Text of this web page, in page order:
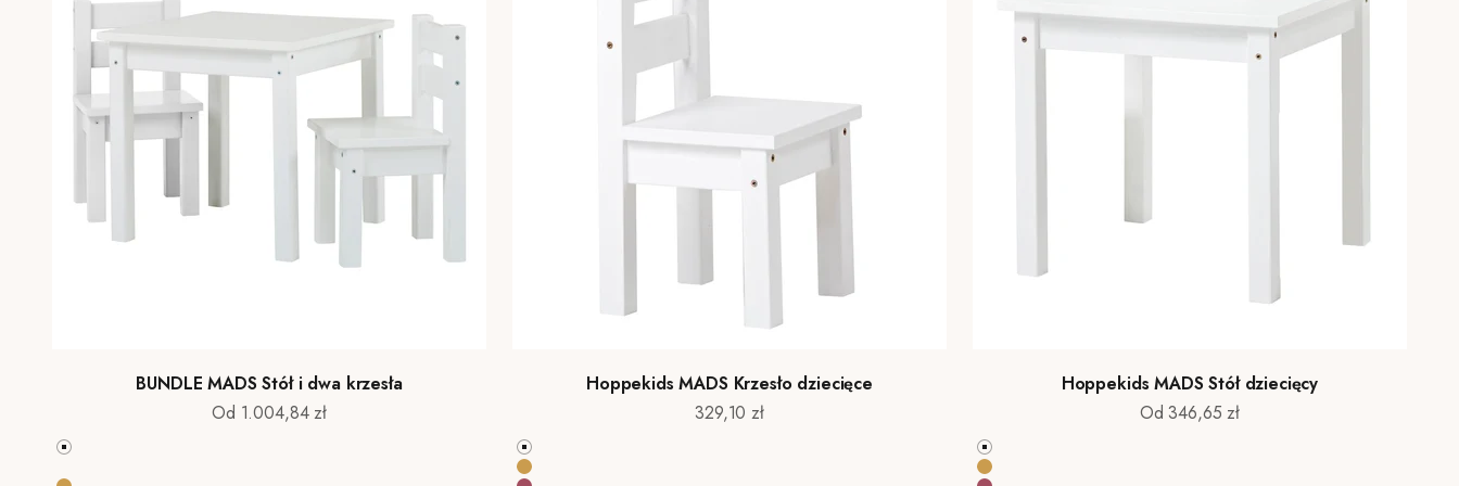
BUNDLE MADS Stół i dwa krzesła
Cena promocyjna
Od 1.004,84 zł
Biały
Natural wood
Hoppekids MADS Krzesło dziecięce
Cena promocyjna
329,10 zł
Biały
Autumn Yellow
Hoppekids MADS Stół dziecięcy
Cena promocyjna
Od 346,65 zł
Biały
Autumn Yellow